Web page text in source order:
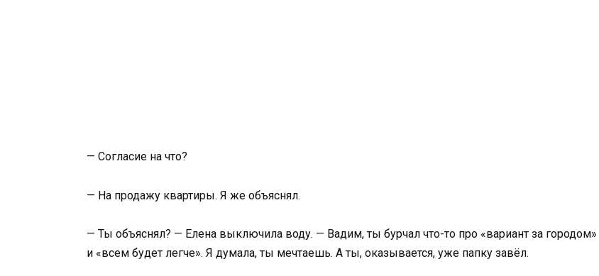
— Согласие на что?
— На продажу квартиры. Я же объяснял.
— Ты объяснял? — Елена выключила воду. — Вадим, ты бурчал что-то про «вариант за городом»
и «всем будет легче». Я думала, ты мечтаешь. А ты, оказывается, уже папку завёл.